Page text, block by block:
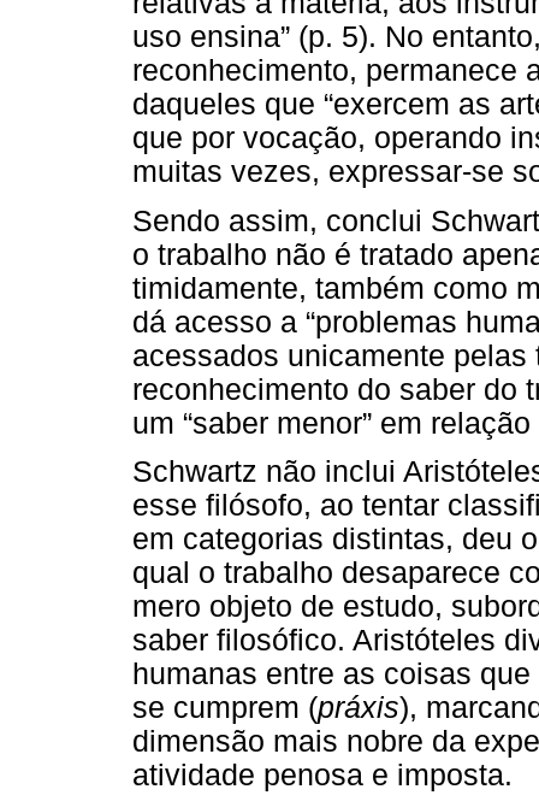
uso ensina” (p. 5). No
reconhecimento, permanece
daqueles que “exercem as
que por vocação, operando
muitas vezes, expressar-se
Sendo assim, conclui
o trabalho não é tratado
timidamente, também como
dá acesso a “problemas
acessados unicamente
reconhecimento do saber do
um “saber menor” em
Schwartz não inclui
esse filósofo, ao tentar
em categorias distintas, deu
qual o trabalho desaparece
mero objeto de estudo,
saber filosófico. Aristóteles
humanas entre as coisas
se cumprem (práxis),
dimensão mais nobre da
atividade penosa e imposta.